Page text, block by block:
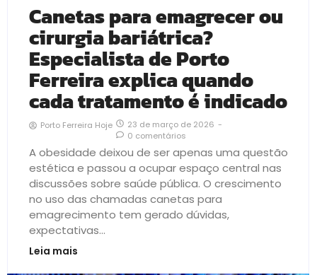
Canetas para emagrecer ou
cirurgia bariátrica?
Especialista de Porto
Ferreira explica quando
cada tratamento é indicado
Porto Ferreira Hoje 23 de março de 2026 -
0 comentários
A obesidade deixou de ser apenas uma questão
estética e passou a ocupar espaço central nas
discussões sobre saúde pública. O crescimento
no uso das chamadas canetas para
emagrecimento tem gerado dúvidas,
expectativas...
Leia mais